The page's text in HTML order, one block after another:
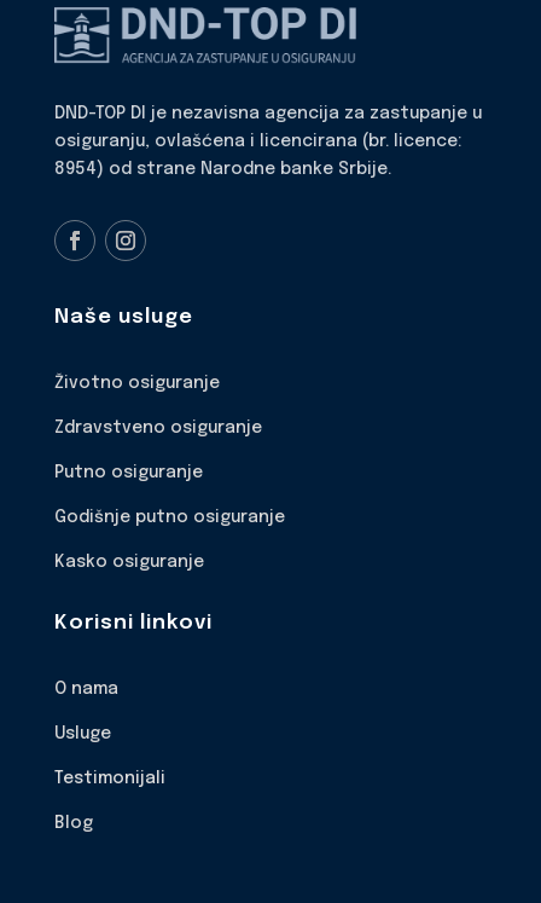
DND-TOP DI je nezavisna agencija za zastupanje u
osiguranju, ovlašćena i licencirana (br. licence:
8954) od strane Narodne banke Srbije.
Naše usluge
Životno osiguranje
Zdravstveno osiguranje
Putno osiguranje
Godišnje putno osiguranje
Kasko osiguranje
Korisni linkovi
O nama
Usluge
Testimonijali
Blog